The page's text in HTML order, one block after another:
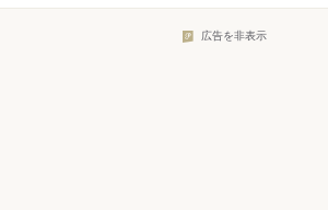
広告を非表示